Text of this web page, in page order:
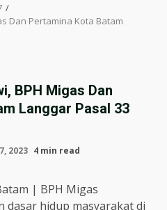
Dan Pertamina Kota Batam
BPH Migas Dan
Langgar Pasal 33
2023 4 min read
| BPH Migas
dasar hidup masyarakat di